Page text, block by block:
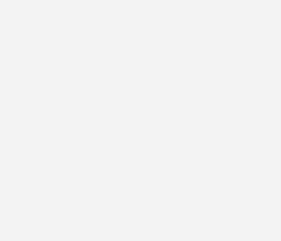
sind in einem Windpark
Sie sorgen für niedrigere Energieerträge und
den Windenergieanlagen. Mit einem
das Deutsche Zentrum für Luft- und Raumfahrt
besser verstehen und damit auch die
in einem Park verbessern.
der
turbulenten